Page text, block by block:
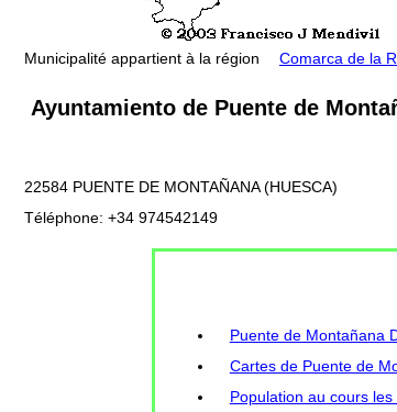
Municipalité appartient à la région Comarca de la
Ayuntamiento de Puente de
22584 PUENTE DE MONTAÑANA (HUESCA)
Téléphone: +34 974542149
Puente de Montañana
Cartes de Puente de
Population au cours